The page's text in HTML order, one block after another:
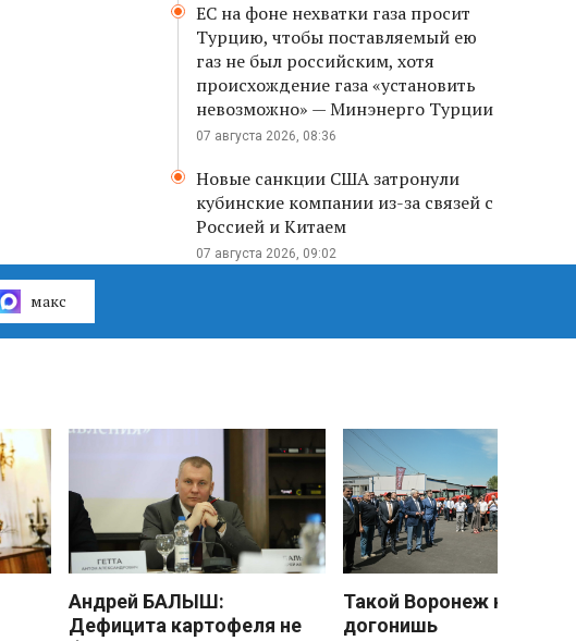
ЕС на фоне нехватки газа просит
Турцию, чтобы поставляемый ею
газ не был российским, хотя
происхождение газа «установить
невозможно» — Минэнерго Турции
07 августа 2026, 08:36
Новые санкции США затронули
кубинские компании из-за связей с
Россией и Китаем
07 августа 2026, 09:02
макс
Андрей БАЛЫШ:
Дефицита картофеля не
Такой Воронеж не
догонишь